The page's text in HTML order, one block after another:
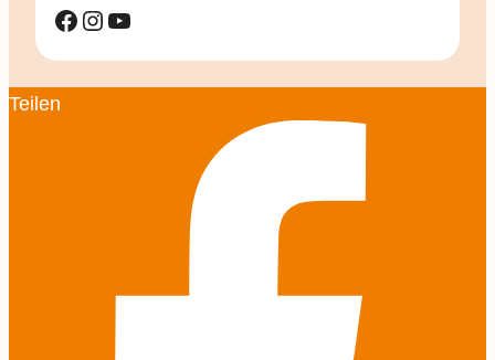
Facebook
Instagram
YouTube
Teilen